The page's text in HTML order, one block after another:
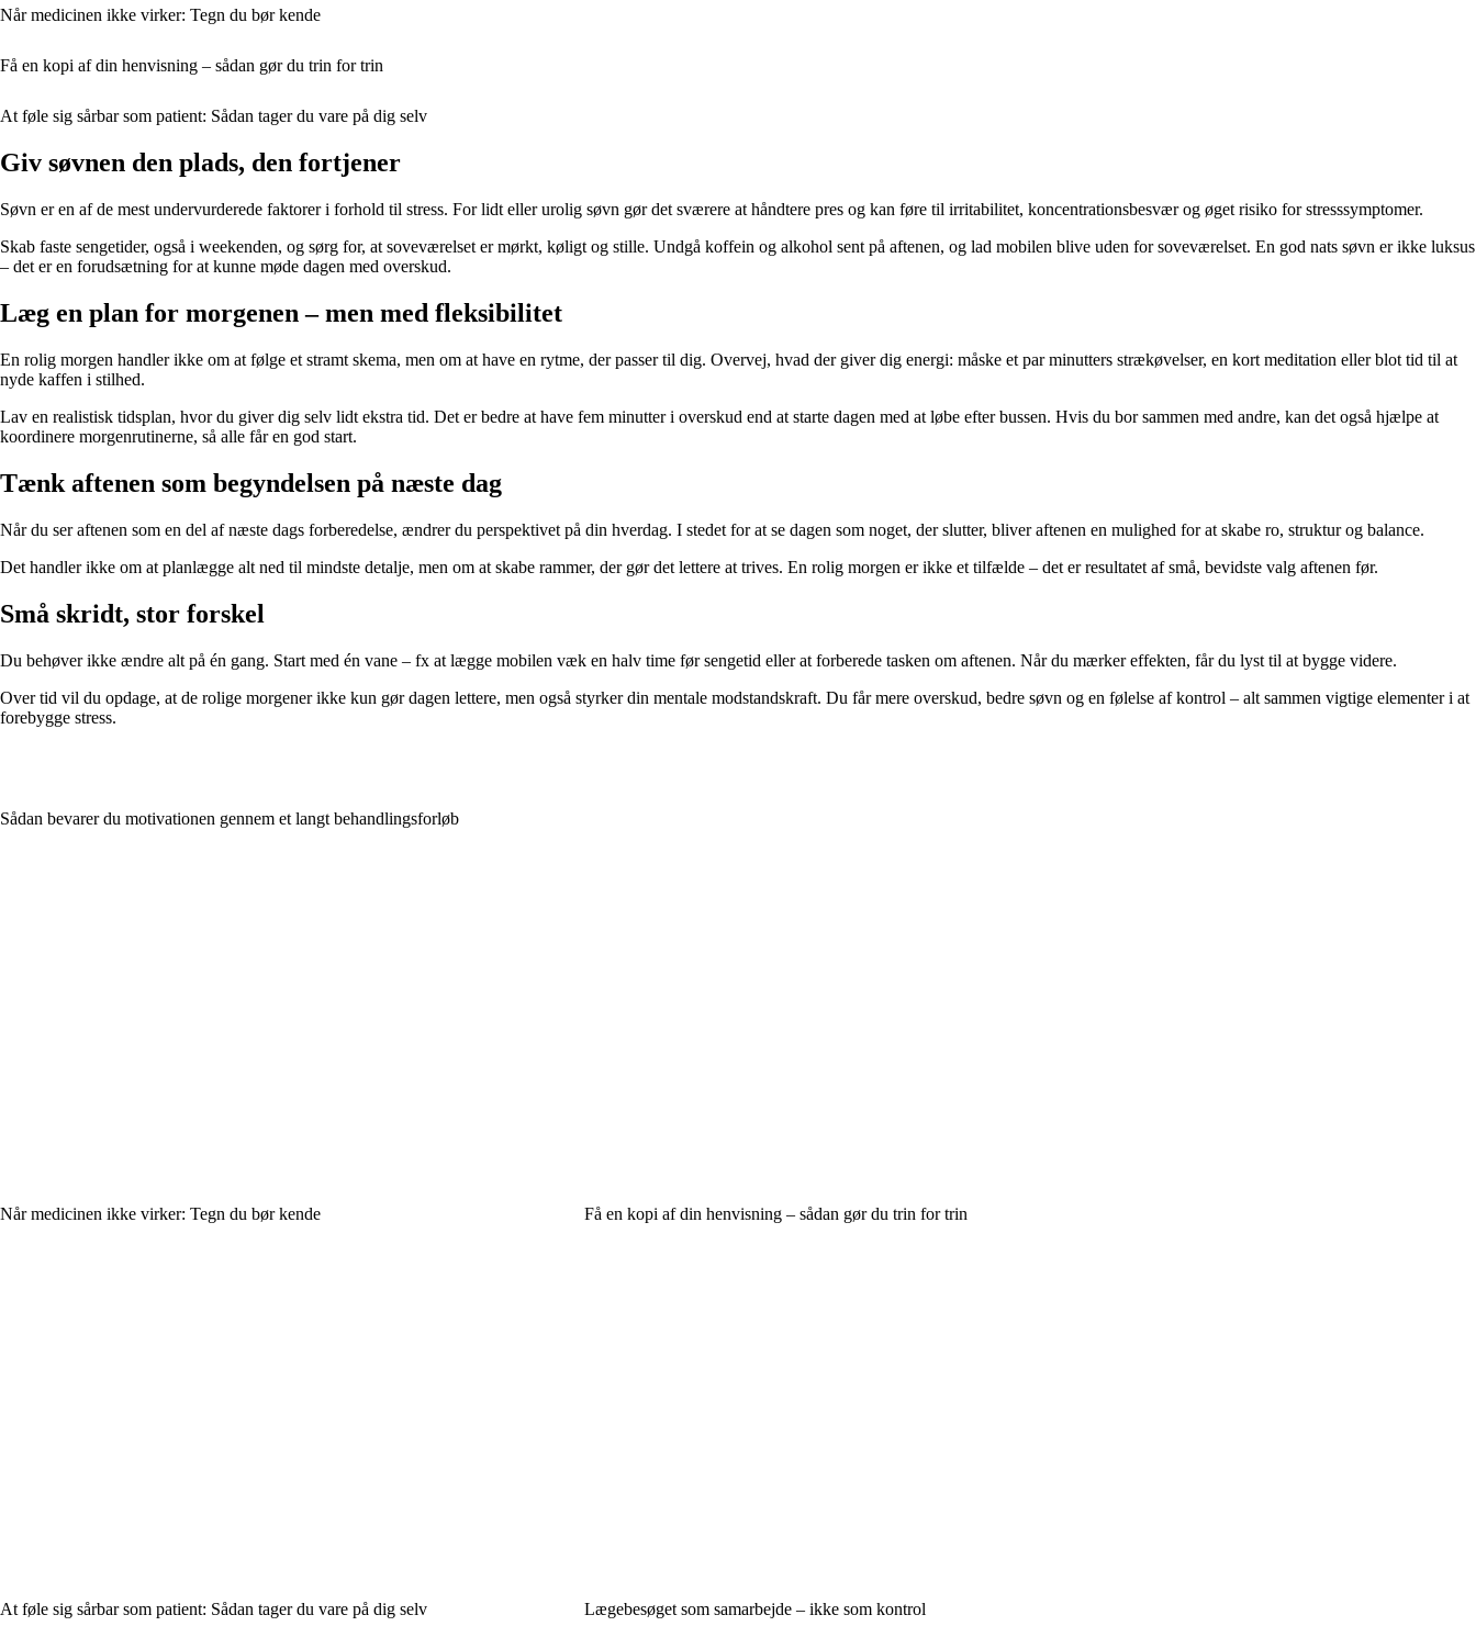
Når medicinen ikke virker: Tegn du bør kende
Få en kopi af din henvisning – sådan gør du trin for trin
At føle sig sårbar som patient: Sådan tager du vare på dig selv
Giv søvnen den plads, den fortjener
Søvn er en af de mest undervurderede faktorer i forhold til stress. For lidt eller urolig søvn gør det sværere at håndtere pres og kan føre til irritabilitet, koncentrationsbesvær og øget risiko for stresssymptomer.
Skab faste sengetider, også i weekenden, og sørg for, at soveværelset er mørkt, køligt og stille. Undgå koffein og alkohol sent på aftenen, og lad mobilen blive uden for soveværelset. En god nats søvn er ikke luksus
– det er en forudsætning for at kunne møde dagen med overskud.
Læg en plan for morgenen – men med fleksibilitet
En rolig morgen handler ikke om at følge et stramt skema, men om at have en rytme, der passer til dig. Overvej, hvad der giver dig energi: måske et par minutters strækøvelser, en kort meditation eller blot tid til at
nyde kaffen i stilhed.
Lav en realistisk tidsplan, hvor du giver dig selv lidt ekstra tid. Det er bedre at have fem minutter i overskud end at starte dagen med at løbe efter bussen. Hvis du bor sammen med andre, kan det også hjælpe at
koordinere morgenrutinerne, så alle får en god start.
Tænk aftenen som begyndelsen på næste dag
Når du ser aftenen som en del af næste dags forberedelse, ændrer du perspektivet på din hverdag. I stedet for at se dagen som noget, der slutter, bliver aftenen en mulighed for at skabe ro, struktur og balance.
Det handler ikke om at planlægge alt ned til mindste detalje, men om at skabe rammer, der gør det lettere at trives. En rolig morgen er ikke et tilfælde – det er resultatet af små, bevidste valg aftenen før.
Små skridt, stor forskel
Du behøver ikke ændre alt på én gang. Start med én vane – fx at lægge mobilen væk en halv time før sengetid eller at forberede tasken om aftenen. Når du mærker effekten, får du lyst til at bygge videre.
Over tid vil du opdage, at de rolige morgener ikke kun gør dagen lettere, men også styrker din mentale modstandskraft. Du får mere overskud, bedre søvn og en følelse af kontrol – alt sammen vigtige elementer i at
forebygge stress.
Sådan bevarer du motivationen gennem et langt behandlingsforløb
Når medicinen ikke virker: Tegn du bør kende Få en kopi af din henvisning – sådan gør du trin for trin
At føle sig sårbar som patient: Sådan tager du vare på dig selv Lægebesøget som samarbejde – ikke som kontrol